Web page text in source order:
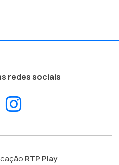
redes sociais
Facebook
RTP Play